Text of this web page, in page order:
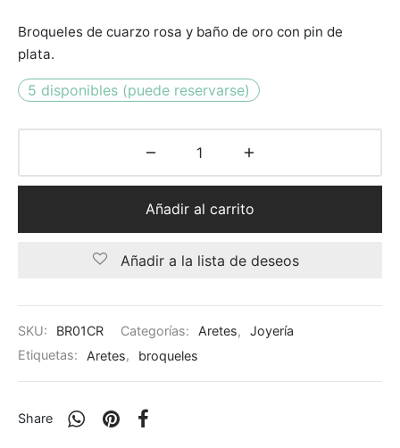
Broqueles de cuarzo rosa y baño de oro con pin de
plata.
5 disponibles (puede reservarse)
Añadir al carrito
Añadir a la lista de deseos
SKU: BR01CR Categorías: Aretes,
Joyería
Etiquetas:
Aretes, broqueles
Share